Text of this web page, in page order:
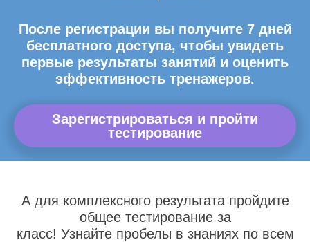
После регистрации вы получите 7 дней
бесплатного доступа, чтобы увидеть
первые результаты занятий и оценить
эффективность тренажеров.
Зарегистрироваться и пройти
тестирование
А для комплексного результата пройдите
общее тестирование за
класс! Узнайте пробелы в знаниях по всем